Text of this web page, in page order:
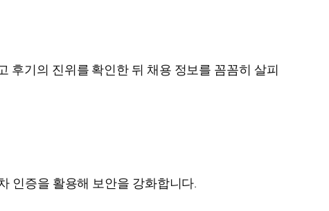
후기의 진위를 확인한 뒤 채용 정보를 꼼꼼히 살피
인증을 활용해 보안을 강화합니다.